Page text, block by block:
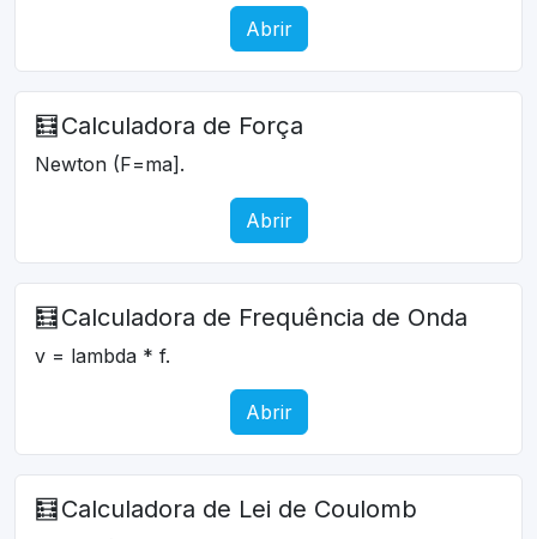
Abrir
🧮 Calculadora de Força
Newton (F=ma].
Abrir
🧮 Calculadora de Frequência de Onda
v = lambda * f.
Abrir
🧮 Calculadora de Lei de Coulomb